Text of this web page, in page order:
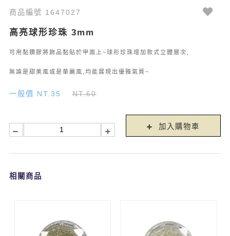
商品編號 1647027
高亮球形珍珠 3mm
可用黏鑽膠將飾品黏貼於甲面上~球形珍珠增加款式立體層次,
無論是甜美風或是華麗風,均能展現出優雅氣質~
一般價 NT.35 NT.60
加入購物車
相關商品